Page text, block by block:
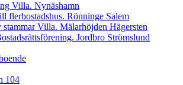
Villa. Nynäshamn
flerbostadshus. Rönninge Salem
stammar Villa. Mälarhöjden Hägersten
Jordbro Strömslund
104